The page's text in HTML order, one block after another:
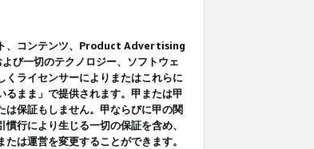
ト、コンテンツ、Product Advertising
び一切のテクノロジー、ソフトウェ
くライセンサーによりまたはこれらに
まま」で提供されます。甲または甲
は保証もしません。甲ならびに甲の関
行により生じる一切の保証を含め、
は運営を変更することができます。